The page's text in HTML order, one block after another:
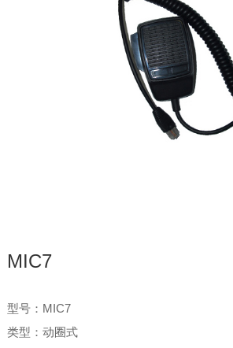
MIC7
型号：MIC7
类型：动圈式